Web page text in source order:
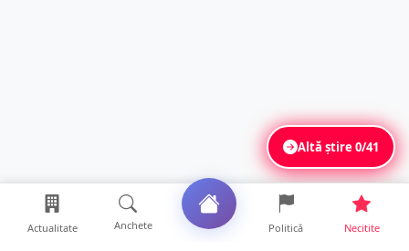
Altă știre0/41
Actualitate Anchete Politică Necitite